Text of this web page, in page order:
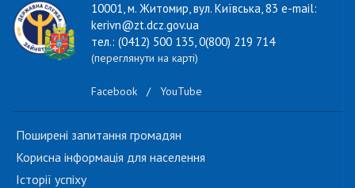
10001, м. Житомир, вул. Київська, 83 e-mail:
kerivn@zt.dcz.gov.ua
тел.: (0412) 500 135, 0(800) 219 714
(переглянути на карті)
Facebook / YouTube
Поширені запитання громадян
Корисна інформація для населення
Історії успіху